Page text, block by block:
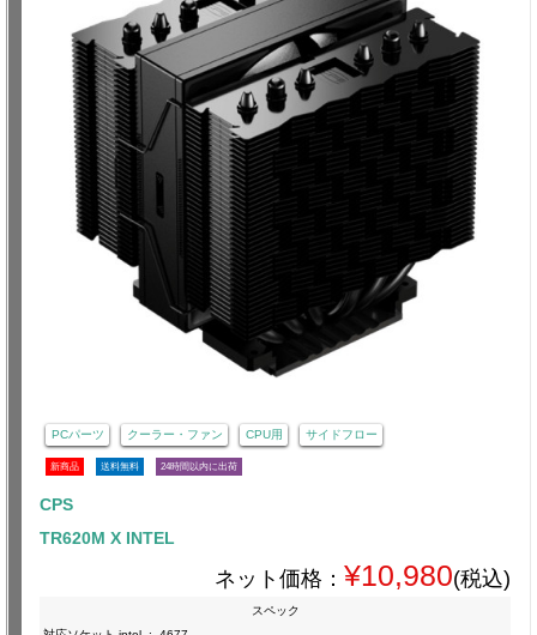
PCパーツ クーラー・ファン CPU用 サイドフロー
新商品 送料無料 24時間以内に出荷
CPS
TR620M X INTEL
ネット価格： ¥10,980(税込)
スペック